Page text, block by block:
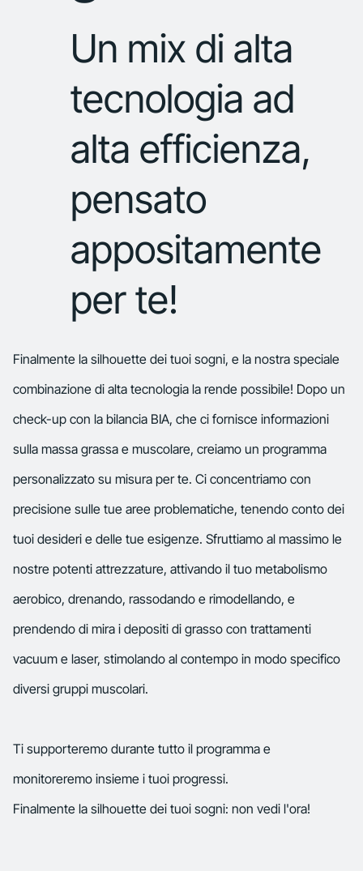
Un mix di alta
tecnologia ad
alta efficienza,
pensato
appositamente
per te!
Finalmente la silhouette dei tuoi sogni, e la nostra speciale
combinazione di alta tecnologia la rende possibile! Dopo un
check-up con la bilancia BIA, che ci fornisce informazioni
sulla massa grassa e muscolare, creiamo un programma
personalizzato su misura per te. Ci concentriamo con
precisione sulle tue aree problematiche, tenendo conto dei
tuoi desideri e delle tue esigenze. Sfruttiamo al massimo le
nostre potenti attrezzature, attivando il tuo metabolismo
aerobico, drenando, rassodando e rimodellando, e
prendendo di mira i depositi di grasso con trattamenti
vacuum e laser, stimolando al contempo in modo specifico
diversi gruppi muscolari.
Ti supporteremo durante tutto il programma e
monitoreremo insieme i tuoi progressi.
Finalmente la silhouette dei tuoi sogni: non vedi l'ora!